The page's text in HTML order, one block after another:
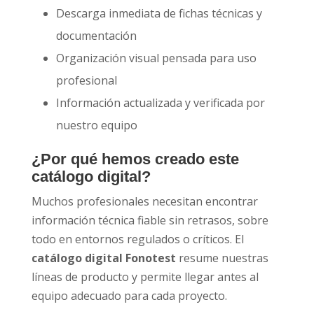
Descarga inmediata de fichas técnicas y
documentación
Organización visual pensada para uso
profesional
Información actualizada y verificada por
nuestro equipo
¿Por qué hemos creado este
catálogo digital?
Muchos profesionales necesitan encontrar
información técnica fiable sin retrasos, sobre
todo en entornos regulados o críticos. El
catálogo digital Fonotest resume nuestras
líneas de producto y permite llegar antes al
equipo adecuado para cada proyecto.